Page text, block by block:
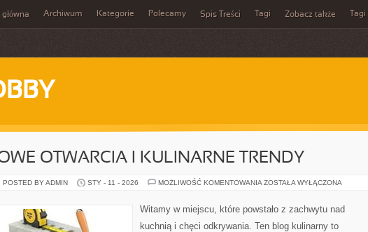
Archiwum Kategorie Polecamy Spis Treści Tagi Zobacz także Tagi
OTWARCIA I KULINARNE TRENDY
POSTED BY ADMIN STY - 11 - 2026 MOŻLIWOŚĆ KOMENTOWANIA NOWE
KULINARNE
TRENDY
ZOSTAŁA WYŁĄCZONA
Witamy w miejscu, które powstało z zachwytu nad
kuchnią i chęci odkrywania. Ten blog kulinarny to